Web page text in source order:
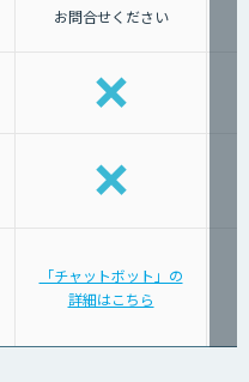
お問合せください
「チャットボット」の
詳細はこちら